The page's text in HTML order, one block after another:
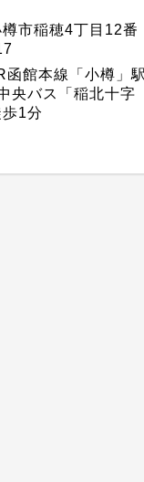
樽市稲穂4丁目12番
函館本線「小樽」駅
央バス「稲北十字
1分